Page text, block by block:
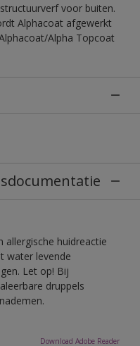
voor buiten.
Alphacoat afgewerkt
Alpha Topcoat
allergische huidreactie
water levende
Let op! Bij
druppels
Download Adobe Reader